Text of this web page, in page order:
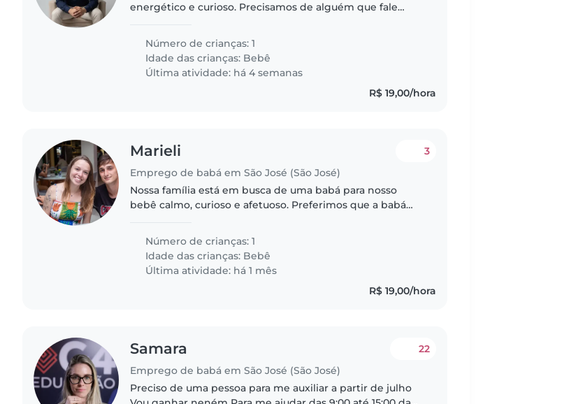
energético e curioso. Precisamos de alguém que fale
agendar uma entrevista!
Número de crianças: 1
Idade das crianças: Bebê
Última atividade: há 4 semanas
R$ 19,00/hora
Marieli
Emprego de babá em São José (São José)
3
Nossa família está em busca de uma babá para nosso
bebê calmo, curioso e afetuoso. Preferimos que a babá
ansiosos para conhecer você!
Número de crianças: 1
Idade das crianças: Bebê
Última atividade: há 1 mês
R$ 19,00/hora
Samara
Emprego de babá em São José (São José)
22
Preciso de uma pessoa para me auxiliar a partir de julho